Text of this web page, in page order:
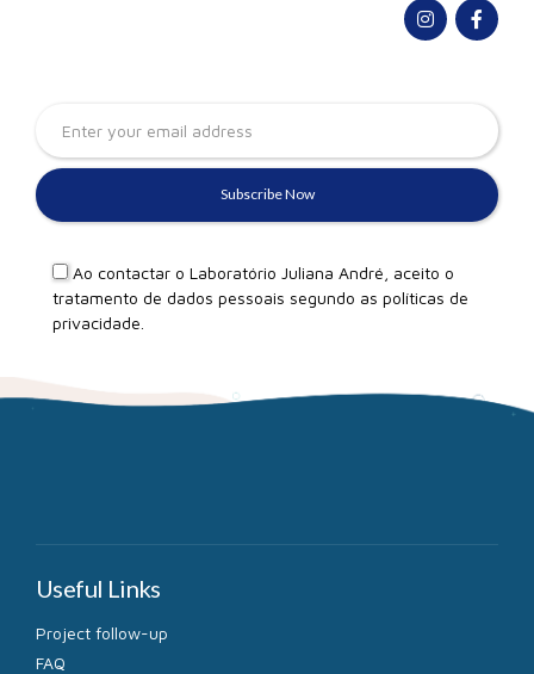
Ao contactar o Laboratório Juliana André, aceito o
tratamento de dados pessoais segundo as políticas de
privacidade
Useful Links
Project follow-up
FAQ